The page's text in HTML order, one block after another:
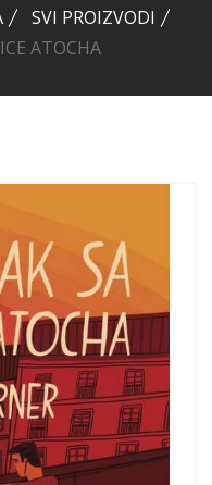
SVI PROIZVODI
ATOCHA